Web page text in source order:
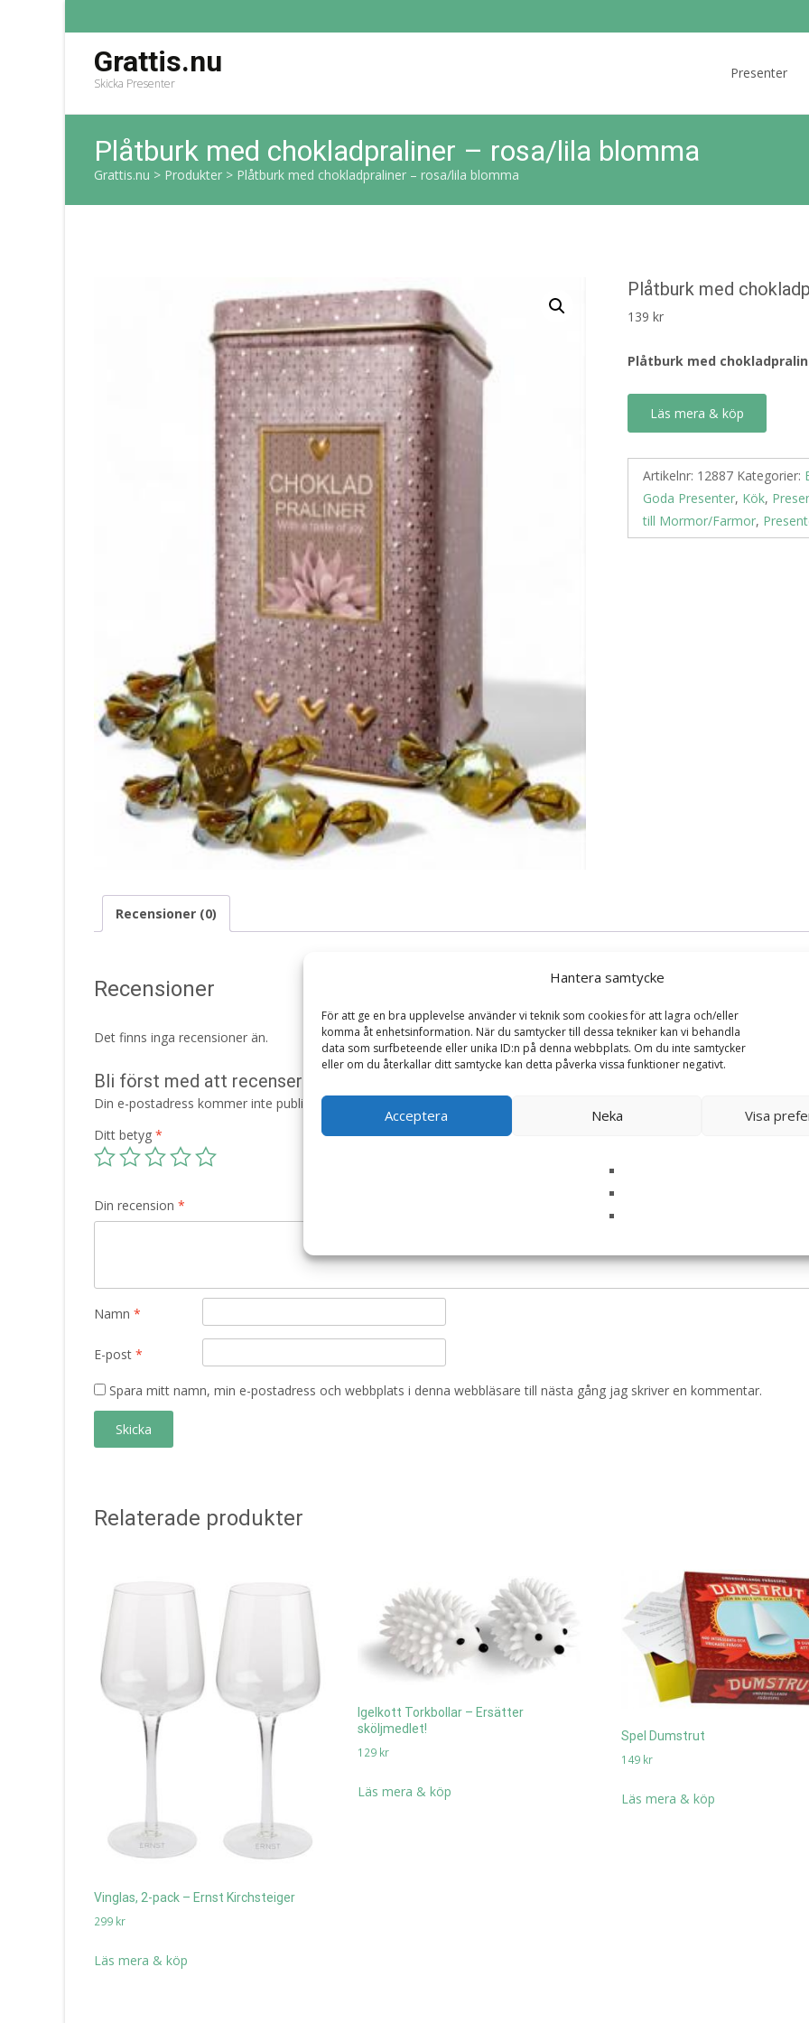
Hantera samtycke
För att ge en bra upplevelse använder vi teknik som cookies för att lagra och/eller
komma åt enhetsinformation. När du samtycker till dessa tekniker kan vi behandla
data som surfbeteende eller unika ID:n på denna webbplats. Om du inte samtycker
eller om du återkallar ditt samtycke kan detta påverka vissa funktioner negativt.
Acceptera Neka Visa
Grattis.nu
Skicka Presenter
Presenter
Plåtburk med chokladpraliner – rosa/lila blomma
Grattis.nu > Produkter > Plåtburk med chokladpraliner – rosa/lila blomma
Plåtburk med
139 kr
Plåtburk med
Läs mera & köp
Artikelnr: 12887 Kategorier:
Goda Presenter, Kök,
till Mormor/Farmor,
Recensioner (0)
Recensioner
Det finns inga recensioner än.
Bli först med att recensera ”Plåtburk med chokladpraliner – rosa/lila blomma”
Din e-postadress kommer inte publiceras.
*
Ditt betyg *
Din recension *
Namn *
E-post *
Spara mitt namn, min e-postadress och webbplats i denna webbläsare till nästa gång jag skriver en kommentar.
Relaterade produkter
Vinglas, 2-pack – Ernst Kirchsteiger
299 kr
Läs mera & köp
Igelkott Torkbollar – Ersätter
sköljmedlet!
129 kr
Läs mera & köp
Spel Dumstrut
149 kr
Läs mera & köp